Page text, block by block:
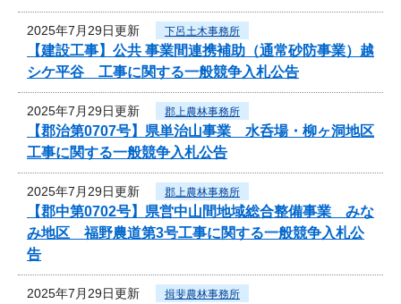
2025年7月29日更新 下呂土木事務所
【建設工事】公共 事業間連携補助（通常砂防事業）越
シケ平谷 工事に関する一般競争入札公告
2025年7月29日更新 郡上農林事務所
【郡治第0707号】県単治山事業 水呑場・柳ヶ洞地区
工事に関する一般競争入札公告
2025年7月29日更新 郡上農林事務所
【郡中第0702号】県営中山間地域総合整備事業 みな
み地区 福野農道第3号工事に関する一般競争入札公
告
2025年7月29日更新 揖斐農林事務所